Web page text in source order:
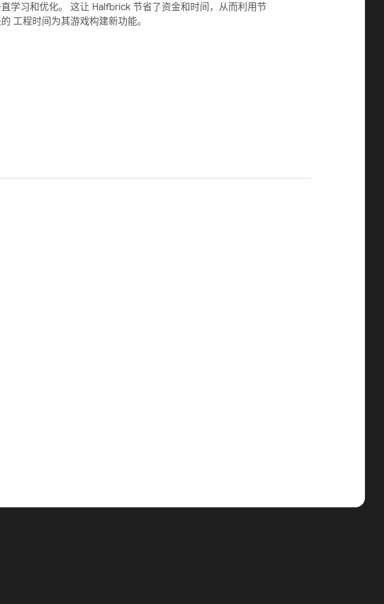
学习和优化。 这让 Halfbrick 节省了资金和时间，从而利用节
工程时间为其游戏构建新功能。